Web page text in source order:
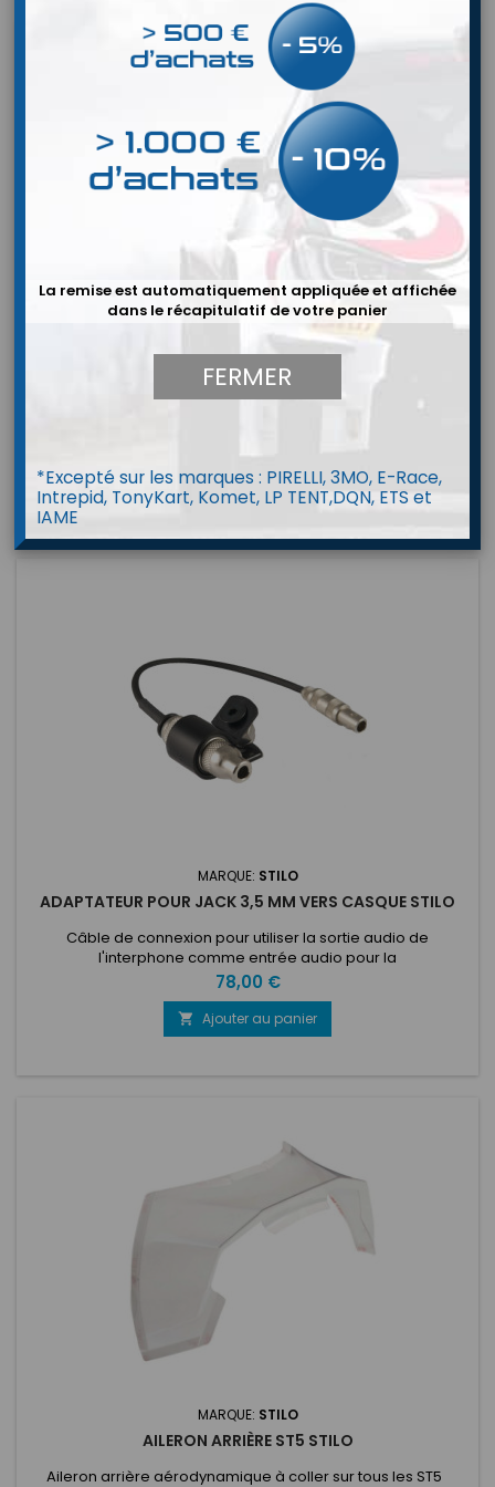
STILO
ADAPTATEUR FF STILO VERS PELTOR
Adaptateur pour intercom Stilo vers un câble mâle Peltor
 Ajouter au panier
MARQUE: STILO
ADAPTATEUR POUR JACK 3,5 MM VERS CASQUE STILO
Câble de connexion pour utiliser la sortie audio de
l'interphone comme entrée audio pour la
caméra.Compatible avec toute la gamme d'interphones
Stilo (DG-30, DG-10, ST30 DES, WRC DES et WRC03) et avec
presque toutes les caméras (utilise une prise de connexion
normale).
Prix
78,00 €
 Ajouter au panier
MARQUE: STILO
AILERON ARRIÈRE ST5 STILO
Aileron arrière aérodynamique à coller sur tous les ST5
La remise est automatiquement appliquée et affichée
dans le récapitulatif de votre panier
FERMER
*Excepté sur les marques : PIRELLI, 3MO, E-Race,
Intrepid, TonyKart, Komet, LP TENT,DQN, ETS et
IAME